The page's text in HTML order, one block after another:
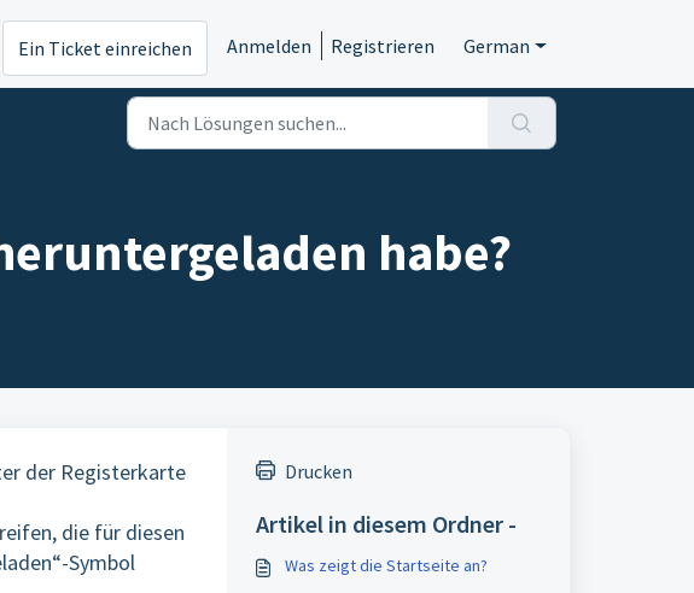
Ein Ticket einreichen Anmelden Registrieren German
habe?
der Registerkarte
die für diesen
Symbol
Drucken
Artikel in diesem Ordner -
Was zeigt die Startseite an?